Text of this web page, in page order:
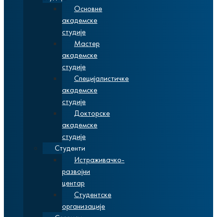
Основне
академске
студије
Мастер
академске
студије
Специјалистичке
академске
студије
Докторске
академске
студије
Студенти
Истраживачко-
развојни
центар
Студентске
организације